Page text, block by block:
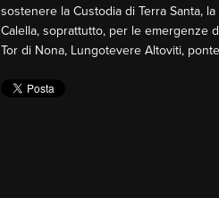
sostenere la Custodia di Terra Santa,
Calella, soprattutto, per le emergenze
Tor di Nona, Lungotevere Altoviti,